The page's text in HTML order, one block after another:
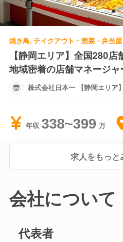
焼き鳥, テイクアウト・惣菜・弁当
【静岡エリア】全国280店
地域密着の店舗マネージャ
株式会社日本一 【静岡エリア
年収 338~399
求人をもっと
会社について
代表者